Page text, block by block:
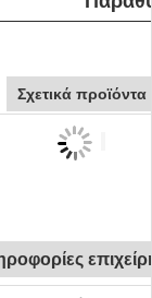
Σχετικά προϊόντα